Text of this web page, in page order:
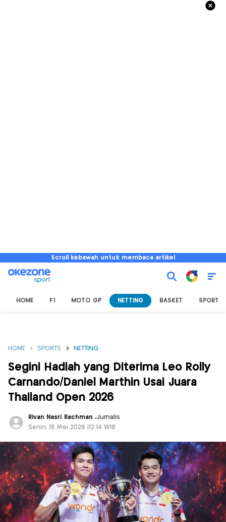
Scroll kebawah untuk membaca artikel
HOME F1 MOTO GP NETTING BASKET SPORT
HOME SPORTS NETTING
Segini Hadiah yang Diterima Leo Rolly
Carnando/Daniel Marthin Usai Juara
Thailand Open 2026
Rivan Nasri Rachman ,Jurnalis
Senin, 18 Mei 2026 |12:14 WIB